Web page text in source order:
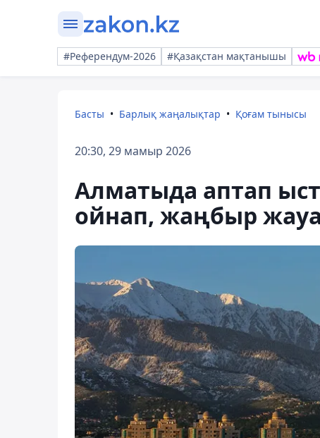
#Референдум-2026 #Қазақстан мақтанышы
Басты Барлық жаңалықтар Қоғам тынысы
20:30, 29 мамыр 2026
Алматыда аптап
ойнап, жаңбыр